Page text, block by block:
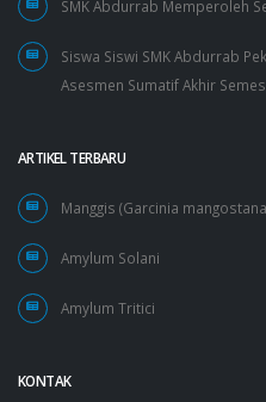
SMK Abdurrab Memperoleh
Siswa Siswi SMK Abdurrab
Asesmen Sumatif Akhir
ARTIKEL TERBARU
Manggis (Garcinia
Amylum Solani
Amylum Tritici
KONTAK